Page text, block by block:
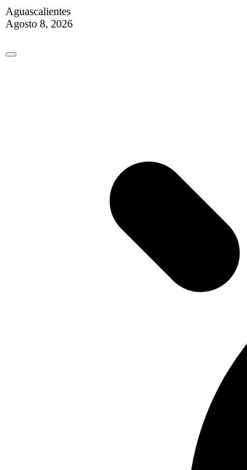
Aguascalientes
Agosto 8, 2026
content